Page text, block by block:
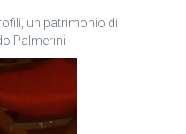
un patrimonio di
Palmerini